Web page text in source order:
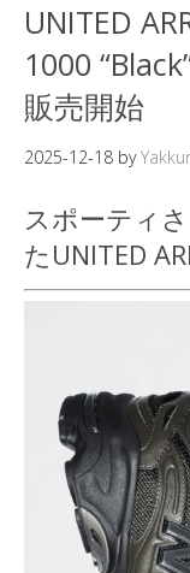
UNITED
1000
販売開始
2025-12-18 by
スポーティ
たUNITED